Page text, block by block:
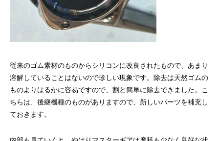
従来のゴム素材のものからシリコンに改良されたもので、あまり
溶解していることはないので珍しい現象です。除去は天然ゴムの
ものよりはるかに容易ですので、割と簡単に除去できました。こ
ちらは、後継機種のものがありますので、新しいパーツを補充し
ておきます。